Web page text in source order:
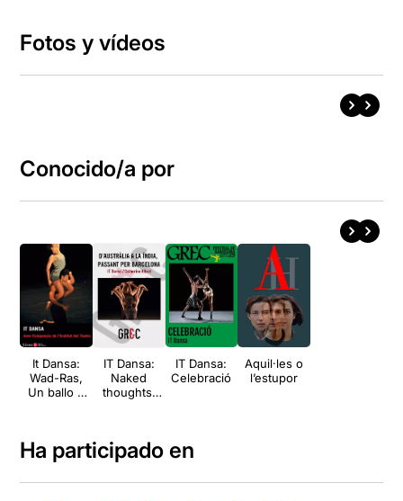
Fotos y vídeos
Conocido/a por
It Dansa:
Wad-Ras,
Un ballo &
IT Dansa:
Naked
thoughts,
IT Dansa:
Celebració
Aquil·les o
l’estupor
Ha participado en